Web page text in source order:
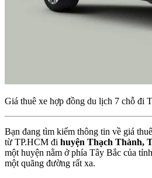
Giá thuê xe hợp đồng du lịch 7 chỗ đi
Bạn đang tìm kiếm thông tin về giá
từ TP.HCM đi huyện Thạch Thành,
một huyện nằm ở phía Tây Bắc của
một quãng đường rất xa.